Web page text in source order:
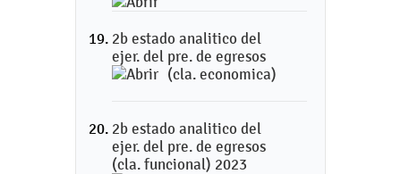
2b estado analitico del
ejer. del pre. de egresos
(cla. economica)
2b estado analitico del
ejer. del pre. de egresos
(cla. funcional) 2023